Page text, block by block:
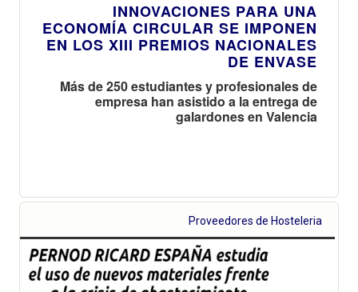
INNOVACIONES PARA UNA
ECONOMÍA CIRCULAR SE IMPONEN
EN LOS XIII PREMIOS NACIONALES
DE ENVASE
Más de 250 estudiantes y profesionales de
empresa han asistido a la entrega de
galardones en Valencia
Proveedores de Hosteleria